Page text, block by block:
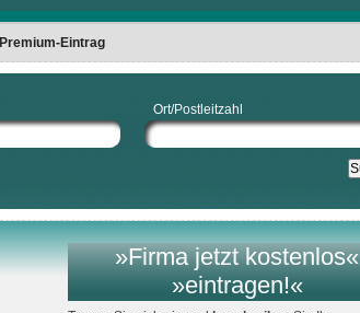
Premium-Eintrag
Ort/Postleitzahl
»Firma jetzt kostenlos«
»eintragen!«